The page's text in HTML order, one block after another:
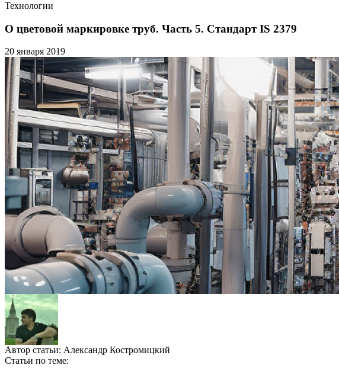
Технологии
О цветовой маркировке труб. Часть 5. Стандарт IS 2379
20 января 2019
Автор статьи: Александр Костромицкий
Статьи по теме: